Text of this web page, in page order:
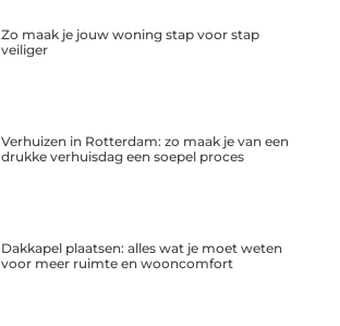
Zo maak je jouw woning stap voor stap
veiliger
Verhuizen in Rotterdam: zo maak je van een
drukke verhuisdag een soepel proces
Dakkapel plaatsen: alles wat je moet weten
voor meer ruimte en wooncomfort